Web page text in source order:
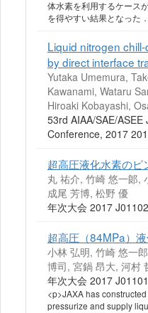
体水素を利用するケース
を得やすい結果となった
Liquid nitrogen
by direct interface
Yutaka Umemura,
Kawanami, Wataru
Hiroaki Kobayashi,
53rd AIAA/SAE/ASEE
Conference, 2017
超高圧液化水素のピ
丸 祐介, 竹崎 悠一郞,
成尾 芳博, 松野 優
年次大会 2017
超高圧（84MPa）
小林 弘明, 竹崎 悠一
博司, 宮鍋 昂大, 河村
年次大会 2017
<p>JAXA has
pressurize and supply